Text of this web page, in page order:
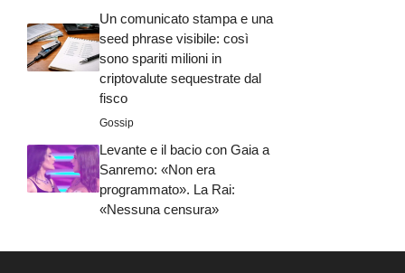
Un comunicato stampa e una
seed phrase visibile: così
sono spariti milioni in
criptovalute sequestrate dal
fisco
Gossip
Levante e il bacio con Gaia a
Sanremo: «Non era
programmato». La Rai:
«Nessuna censura»